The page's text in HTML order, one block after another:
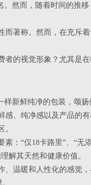
。然而，随着时间的推
而著称。然而，在充斥
的视觉形象？尤其是
新鲜纯净的包装，颂扬
、纯净感以及产品的
：“仅18卡路里”、“无
解其天然和健康价值。
、温暖和人性化的感觉